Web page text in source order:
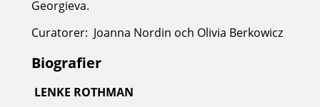
Georgieva.
Curatorer: Joanna Nordin och Olivia Berkowicz
Biografier
LENKE ROTHMAN